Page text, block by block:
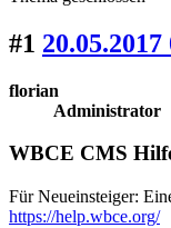
#1
florian
Administrator
WBCE CMS
Für Neueinsteiger:
https://help.wbce.org/